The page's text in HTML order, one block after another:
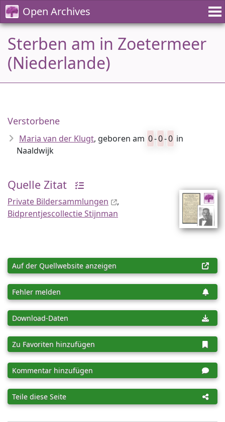
Open Archives
Sterben am in Zoetermeer
(Niederlande)
Verstorbene
Maria van der Klugt, geboren am 0-0-0 in
Naaldwijk
Quelle Zitat
Private Bildersammlungen
,
Bidprentjescollectie Stijnman
Auf der Quellwebsite anzeigen
Fehler melden
Download-Daten
Zu Favoriten hinzufügen
Kommentar hinzufügen
Teile diese Seite